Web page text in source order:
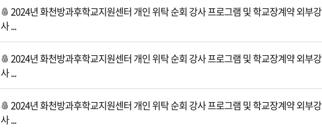
2024년 화천방과후학교지원센터 개인 위탁 순회 강사 프로그램 및 학교장계약 외부강
사 ...
2024년 화천방과후학교지원센터 개인 위탁 순회 강사 프로그램 및 학교장계약 외부강
사 ...
2024년 화천방과후학교지원센터 개인 위탁 순회 강사 프로그램 및 학교장계약 외부강
사 ...